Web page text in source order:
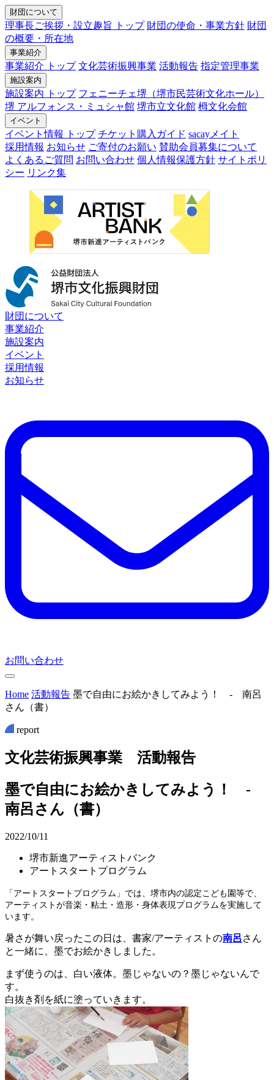
財団について
理事長ご挨拶・設立趣旨 トップ 財団の使命・事業方針 財団
の概要・所在地
事業紹介
事業紹介 トップ 文化芸術振興事業 活動報告 指定管理事業
施設案内
施設案内 トップ フェニーチェ堺（堺市民芸術文化ホール）
堺 アルフォンス・ミュシャ館 堺市立文化館 栂文化会館
イベント
イベント情報 トップ チケット購入ガイド sacayメイト
採用情報 お知らせ ご寄付のお願い 賛助会員募集について
よくあるご質問 お問い合わせ 個人情報保護方針 サイトポリ
シー リンク集
財団について
事業紹介
施設案内
イベント
採用情報
お知らせ
お問い合わせ
Home 活動報告 墨で自由にお絵かきしてみよう！ ‐ 南呂
さん（書）
report
文化芸術振興事業 活動報告
墨で自由にお絵かきしてみよう！ ‐
南呂さん（書）
2022/10/11
堺市新進アーティストバンク
アートスタートプログラム
「アートスタートプログラム」では、堺市内の認定こども園等で、
アーティストが音楽・粘土・造形・身体表現プログラムを実施して
います。
暑さが舞い戻ったこの日は、書家/アーティストの南呂さん
と一緒に、墨でお絵かきしました。
まず使うのは、白い液体。墨じゃないの？墨じゃないんで
す。
白抜き剤を紙に塗っていきます。